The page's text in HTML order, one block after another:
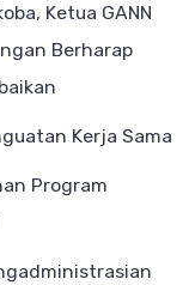
Ketua GANN
Berharap
Kerja Sama
Program